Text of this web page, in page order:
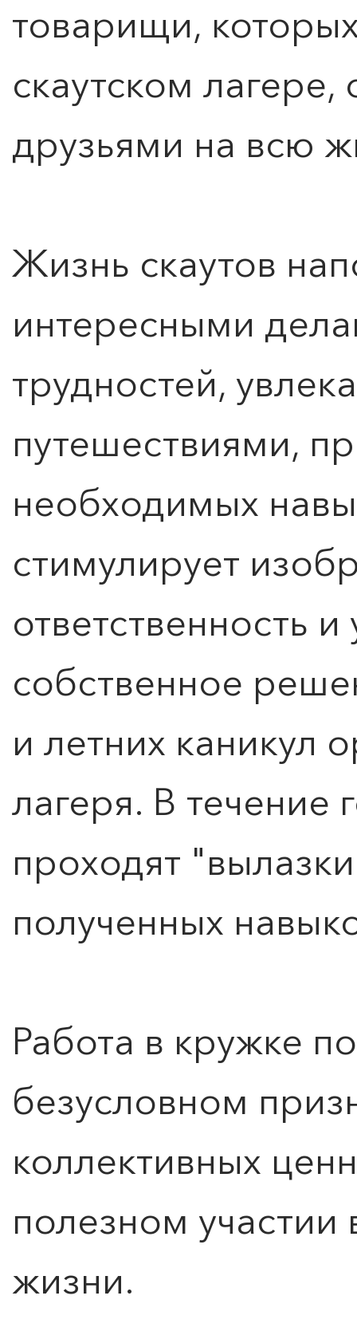
товарищи,
скаутском
друзьями на всю
Жизнь скаутов
интересными
трудностей,
путешествиями,
необходимых
стимулирует
ответственность
собственное
и летних каникул
лагеря. В течение
проходят
полученных
Работа в кружке
безусловном
коллективных
полезном
жизни.